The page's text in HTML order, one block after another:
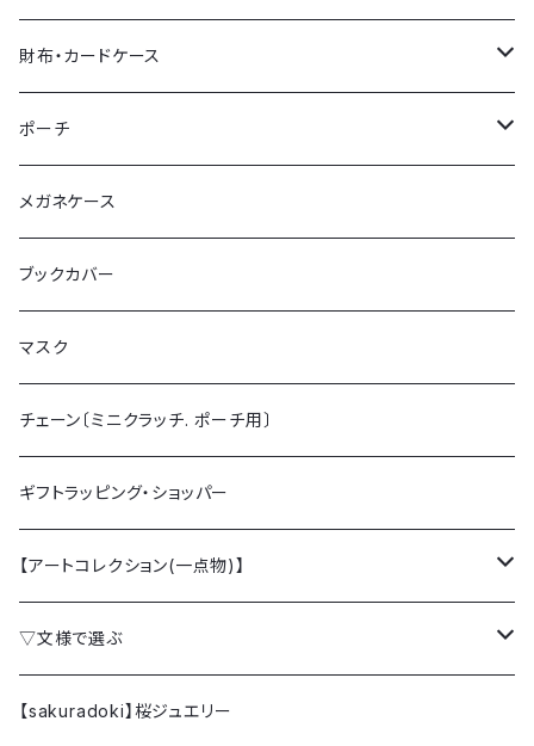
トートバッグ
ショルダーバッグ
ミニクラッチバッグ
財布・カードケース
ミニ財布 (カードケース)
チェーン付ミニ財布
がま口財布
ポーチ
ポーチL
ポーチS
メガネケース
ブックカバー
マスク
チェーン〔ミニクラッチ. ポーチ用〕
ギフトラッピング・ショッパー
【アートコレクション(一点物)】
クラッチバッグ
ミニクラッチバッグ
▽文様で選ぶ
桜 SAKURA
【sakuradoki】桜ジュエリー